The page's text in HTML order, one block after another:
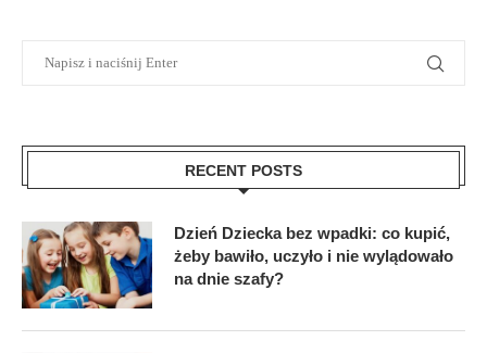
RECENT POSTS
Dzień Dziecka bez wpadki: co kupić,
żeby bawiło, uczyło i nie wylądowało
na dnie szafy?